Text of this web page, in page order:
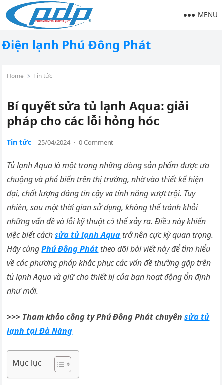
Điện lạnh Phú Đông Phát
MENU
Home Tin tức
Bí quyết sửa tủ lạnh Aqua: giải
pháp cho các lỗi hỏng hóc
Tin tức 25/04/2024 · 0 Comment
Tủ lạnh Aqua là một trong những dòng sản phẩm được ưa
chuộng và phổ biến trên thị trường, nhờ vào thiết kế hiện
đại, chất lượng đáng tin cậy và tính năng vượt trội. Tuy
nhiên, sau một thời gian sử dụng, không thể tránh khỏi
những vấn đề và lỗi kỹ thuật có thể xảy ra. Điều này khiến
việc biết cáchsửa tủ lạnh Aqua trở nên cực kỳ quan trọng.
Hãy cùngPhú Đông Phát theo dõi bài viết này để tìm hiểu
về các phương pháp khắc phục các vấn đề thường gặp trên
tủ lạnh Aqua và giữ cho thiết bị của bạn hoạt động ổn định
như mới.
>>> Tham khảo công ty Phú Đông Phát chuyênsửa tủ
lạnh tại Đà Nẵng
Mục lục